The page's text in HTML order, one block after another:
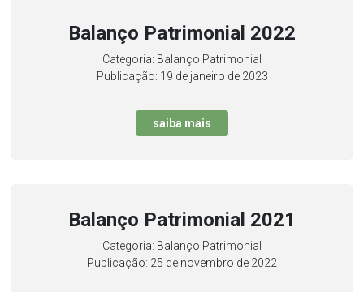
Balanço Patrimonial 2022
Categoria: Balanço Patrimonial
Publicação: 19 de janeiro de 2023
saiba mais
Balanço Patrimonial 2021
Categoria: Balanço Patrimonial
Publicação: 25 de novembro de 2022